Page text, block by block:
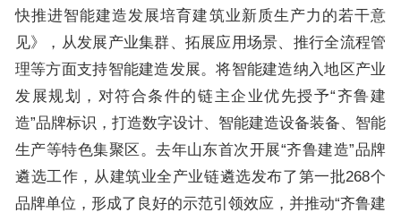
快推进智能建造发展培育建筑业新质生产力的若干意
见》，从发展产业集群、拓展应用场景、推行全流程管
理等方面支持智能建造发展。将智能建造纳入地区产业
发展规划，对符合条件的链主企业优先授予“齐鲁建
造”品牌标识，打造数字设计、智能建造设备装备、智能
生产等特色集聚区。去年山东首次开展“齐鲁建造”品牌
遴选工作，从建筑业全产业链遴选发布了第一批268个
品牌单位，形成了良好的示范引领效应，并推动“齐鲁建